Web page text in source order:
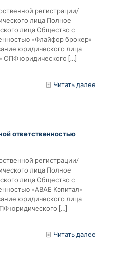
регистрации/
лица Полное
лица Общество с
«Флайфор брокер»
юридического лица
ОПФ юридического […]
Читать далее
ответственностью
регистрации/
лица Полное
лица Общество с
«АВАЕ Кэпитал»
юридического лица
юридического […]
Читать далее